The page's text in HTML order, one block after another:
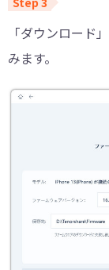
「ダウンロード
みます。